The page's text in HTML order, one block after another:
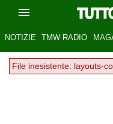
NOTIZIE TMW RADIO
File inesistente: layouts-